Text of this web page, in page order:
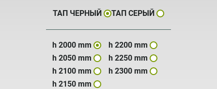
ТАП ЧЕРНЫЙ ТАП СЕРЫЙ
h 2000 mm
h 2050 mm
h 2100 mm
h 2150 mm
h 2200 mm
h 2250 mm
h 2300 mm